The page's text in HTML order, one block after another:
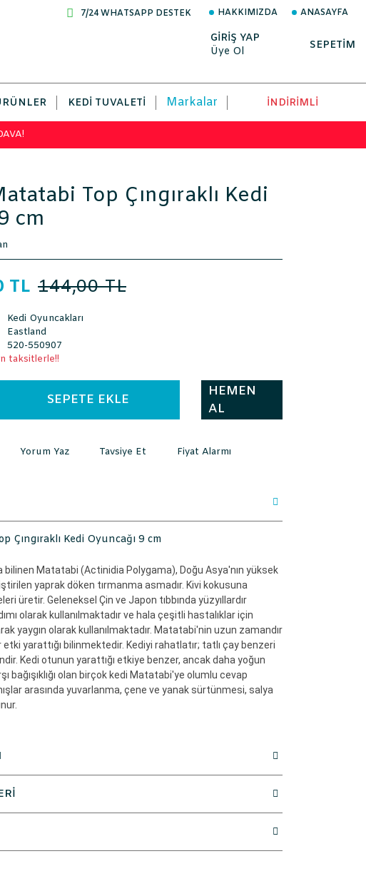
7/24 WHATSAPP DESTEK HAKKIMIZDA ANASAYFA
GİRİŞ YAP
Üye Ol
SEPETİM
KEDI TUVALETI Markalar İNDİRİMLİ
Top Çıngıraklı Kedi
cm
TL 144,00 TL
Kedi Oyuncakları
Eastland
520-550907
taksitlerle!!
SEPETE EKLE
HEMEN
AL
Yorum Yaz Tavsiye Et Fiyat Alarmı
Çıngıraklı Kedi Oyuncağı 9 cm
bilinen Matatabi (Actinidia Polygama), Doğu Asya'nın yüksek
yaprak döken tırmanma asmadır. Kivi kokusuna
üretir. Geleneksel Çin ve Japon tıbbında yüzyıllardır
olarak kullanılmaktadır ve hala çeşitli hastalıklar için
yaygın olarak kullanılmaktadır. Matatabi'nin uzun zamandır
yarattığı bilinmektedir. Kediyi rahatlatır; tatlı çay benzeri
Kedi otunun yarattığı etkiye benzer, ancak daha yoğun
bağışıklığı olan birçok kedi Matatabi'ye olumlu cevap
arasında yuvarlanma, çene ve yanak sürtünmesi, salya